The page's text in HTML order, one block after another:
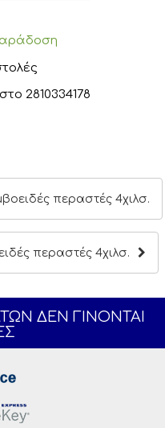
2810334178
περαστές 4χιλσ.
περαστές 4χιλσ.
ΔΕΝ ΓΙΝΟΝΤΑΙ